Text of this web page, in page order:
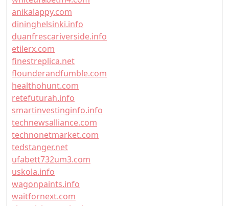
anikalappy.com
dininghelsinki.info
duanfrescariverside.info
etilerx.com
finestreplica.net
flounderandfumble.com
healthohunt.com
retefuturah.info
smartinvestinginfo.info
technewsalliance.com
technonetmarket.com
tedstanger.net
ufabett732um3.com
uskola.info
wagonpaints.info
waitfornext.com